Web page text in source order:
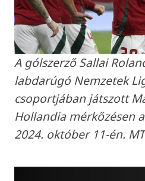
A gólszerző Sallai
labdarúgó Nemzetek
csoportjában játszott
Hollandia mérkőzésen
2024. október 11-én.